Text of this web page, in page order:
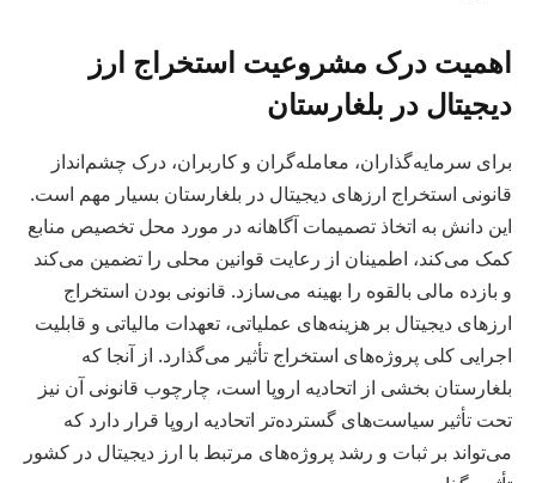
اهمیت درک مشروعیت استخراج ارز
دیجیتال در بلغارستان
برای سرمایه‌گذاران، معامله‌گران و کاربران، درک چشم‌انداز
قانونی استخراج ارزهای دیجیتال در بلغارستان بسیار مهم است.
این دانش به اتخاذ تصمیمات آگاهانه در مورد محل تخصیص منابع
کمک می‌کند، اطمینان از رعایت قوانین محلی را تضمین می‌کند
و بازده مالی بالقوه را بهینه می‌سازد. قانونی بودن استخراج
ارزهای دیجیتال بر هزینه‌های عملیاتی، تعهدات مالیاتی و قابلیت
اجرایی کلی پروژه‌های استخراج تأثیر می‌گذارد. از آنجا که
بلغارستان بخشی از اتحادیه اروپا است، چارچوب قانونی آن نیز
تحت تأثیر سیاست‌های گسترده‌تر اتحادیه اروپا قرار دارد که
می‌تواند بر ثبات و رشد پروژه‌های مرتبط با ارز دیجیتال در کشور